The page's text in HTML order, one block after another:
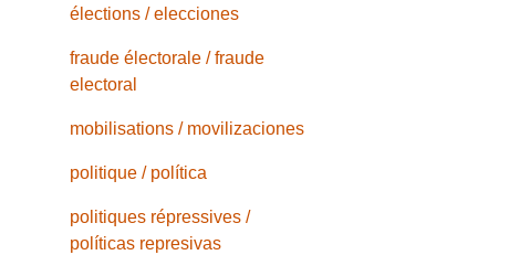
élections / elecciones
fraude électorale / fraude
electoral
mobilisations / movilizaciones
politique / política
politiques répressives /
políticas represivas